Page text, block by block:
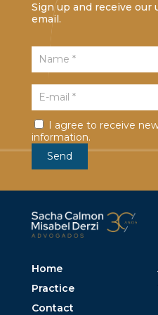
Sign up and receive our
email.
I agree to receive
information.
Home
Practice
Contact